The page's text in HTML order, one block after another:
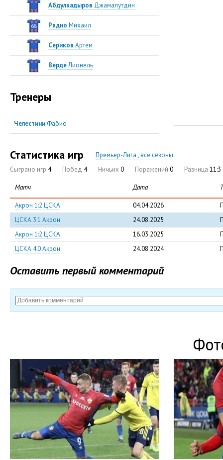
Абдулкадыров Джамалутдин
68 Рядно Михаил
Сериков Артем
ВердеЛионель
Тренеры
ЧелестиниФабио
Статистика игр
Премьер-Лига , все сезоны
Сыграно игр 4 Побед 4 Ничьих 0 Поражений 0 Разница 11:3
Матч Дата
Акрон 1:2 ЦСКА 04.04.2026
ЦСКА 3:1 Акрон
24.08.2025
Акрон 1:2 ЦСКА
16.03.2025
ЦСКА 4:0 Акрон
24.08.2024
Оставить первый комментарий